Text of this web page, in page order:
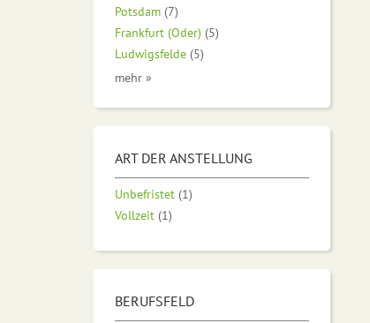
Potsdam (7)
Frankfurt (Oder) (5)
Ludwigsfelde (5)
mehr »
ART DER ANSTELLUNG
Unbefristet (1)
Vollzeit (1)
BERUFSFELD